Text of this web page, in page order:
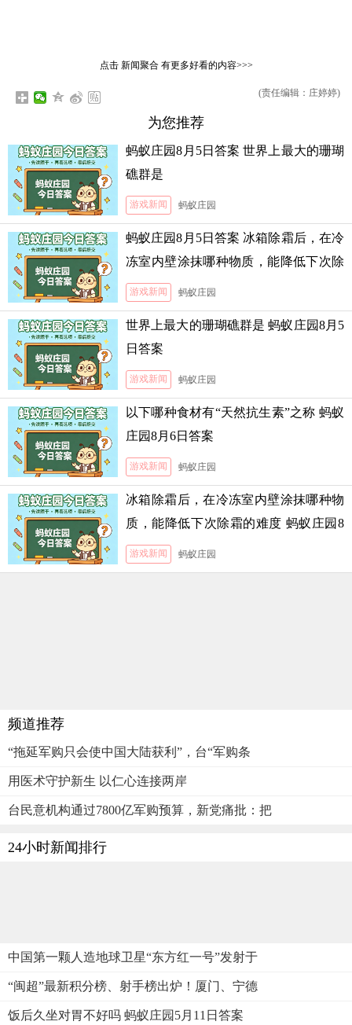
点击 新闻聚合有更多好看的内容>>>
(责任编辑：庄婷婷)
为您推荐
蚂蚁庄园8月5日答案 世界上最大的珊瑚
礁群是
游戏新闻 蚂蚁庄园
蚂蚁庄园8月5日答案 冰箱除霜后，在冷
冻室内壁涂抹哪种物质，能降低下次除
霜的难度
游戏新闻 蚂蚁庄园
世界上最大的珊瑚礁群是 蚂蚁庄园8月5
日答案
游戏新闻 蚂蚁庄园
以下哪种食材有“天然抗生素”之称 蚂蚁
庄园8月6日答案
游戏新闻 蚂蚁庄园
冰箱除霜后，在冷冻室内壁涂抹哪种物
质，能降低下次除霜的难度 蚂蚁庄园8
月5日答案
游戏新闻 蚂蚁庄园
频道推荐
“拖延军购只会使中国大陆获利”，台“军购条
用医术守护新生 以仁心连接两岸
台民意机构通过7800亿军购预算，新党痛批：把
24小时新闻排行
中国第一颗人造地球卫星“东方红一号”发射于
“闽超”最新积分榜、射手榜出炉！厦门、宁德
饭后久坐对胃不好吗 蚂蚁庄园5月11日答案